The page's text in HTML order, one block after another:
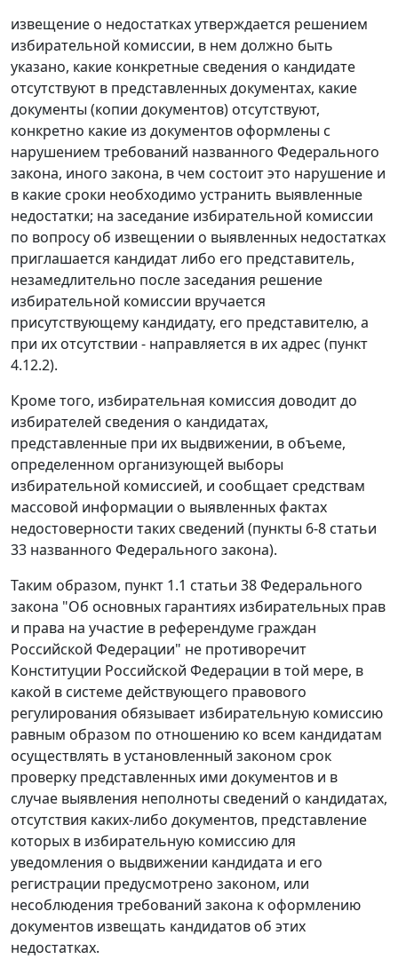
извещение о недостатках утверждается решением
избирательной комиссии, в нем должно быть
указано, какие конкретные сведения о кандидате
отсутствуют в представленных документах, какие
документы (копии документов) отсутствуют,
конкретно какие из документов оформлены с
нарушением требований названного Федерального
закона, иного закона, в чем состоит это нарушение и
в какие сроки необходимо устранить выявленные
недостатки; на заседание избирательной комиссии
по вопросу об извещении о выявленных недостатках
приглашается кандидат либо его представитель,
незамедлительно после заседания решение
избирательной комиссии вручается
присутствующему кандидату, его представителю, а
при их отсутствии - направляется в их адрес (пункт
4.12.2).
Кроме того, избирательная комиссия доводит до
избирателей сведения о кандидатах,
представленные при их выдвижении, в объеме,
определенном организующей выборы
избирательной комиссией, и сообщает средствам
массовой информации о выявленных фактах
недостоверности таких сведений (пункты 6-8 статьи
33 названного Федерального закона).
Таким образом, пункт 1.1 статьи 38 Федерального
закона "Об основных гарантиях избирательных прав
и права на участие в референдуме граждан
Российской Федерации" не противоречит
Конституции Российской Федерации в той мере, в
какой в системе действующего правового
регулирования обязывает избирательную комиссию
равным образом по отношению ко всем кандидатам
осуществлять в установленный законом срок
проверку представленных ими документов и в
случае выявления неполноты сведений о кандидатах,
отсутствия каких-либо документов, представление
которых в избирательную комиссию для
уведомления о выдвижении кандидата и его
регистрации предусмотрено законом, или
несоблюдения требований закона к оформлению
документов извещать кандидатов об этих
недостатках.